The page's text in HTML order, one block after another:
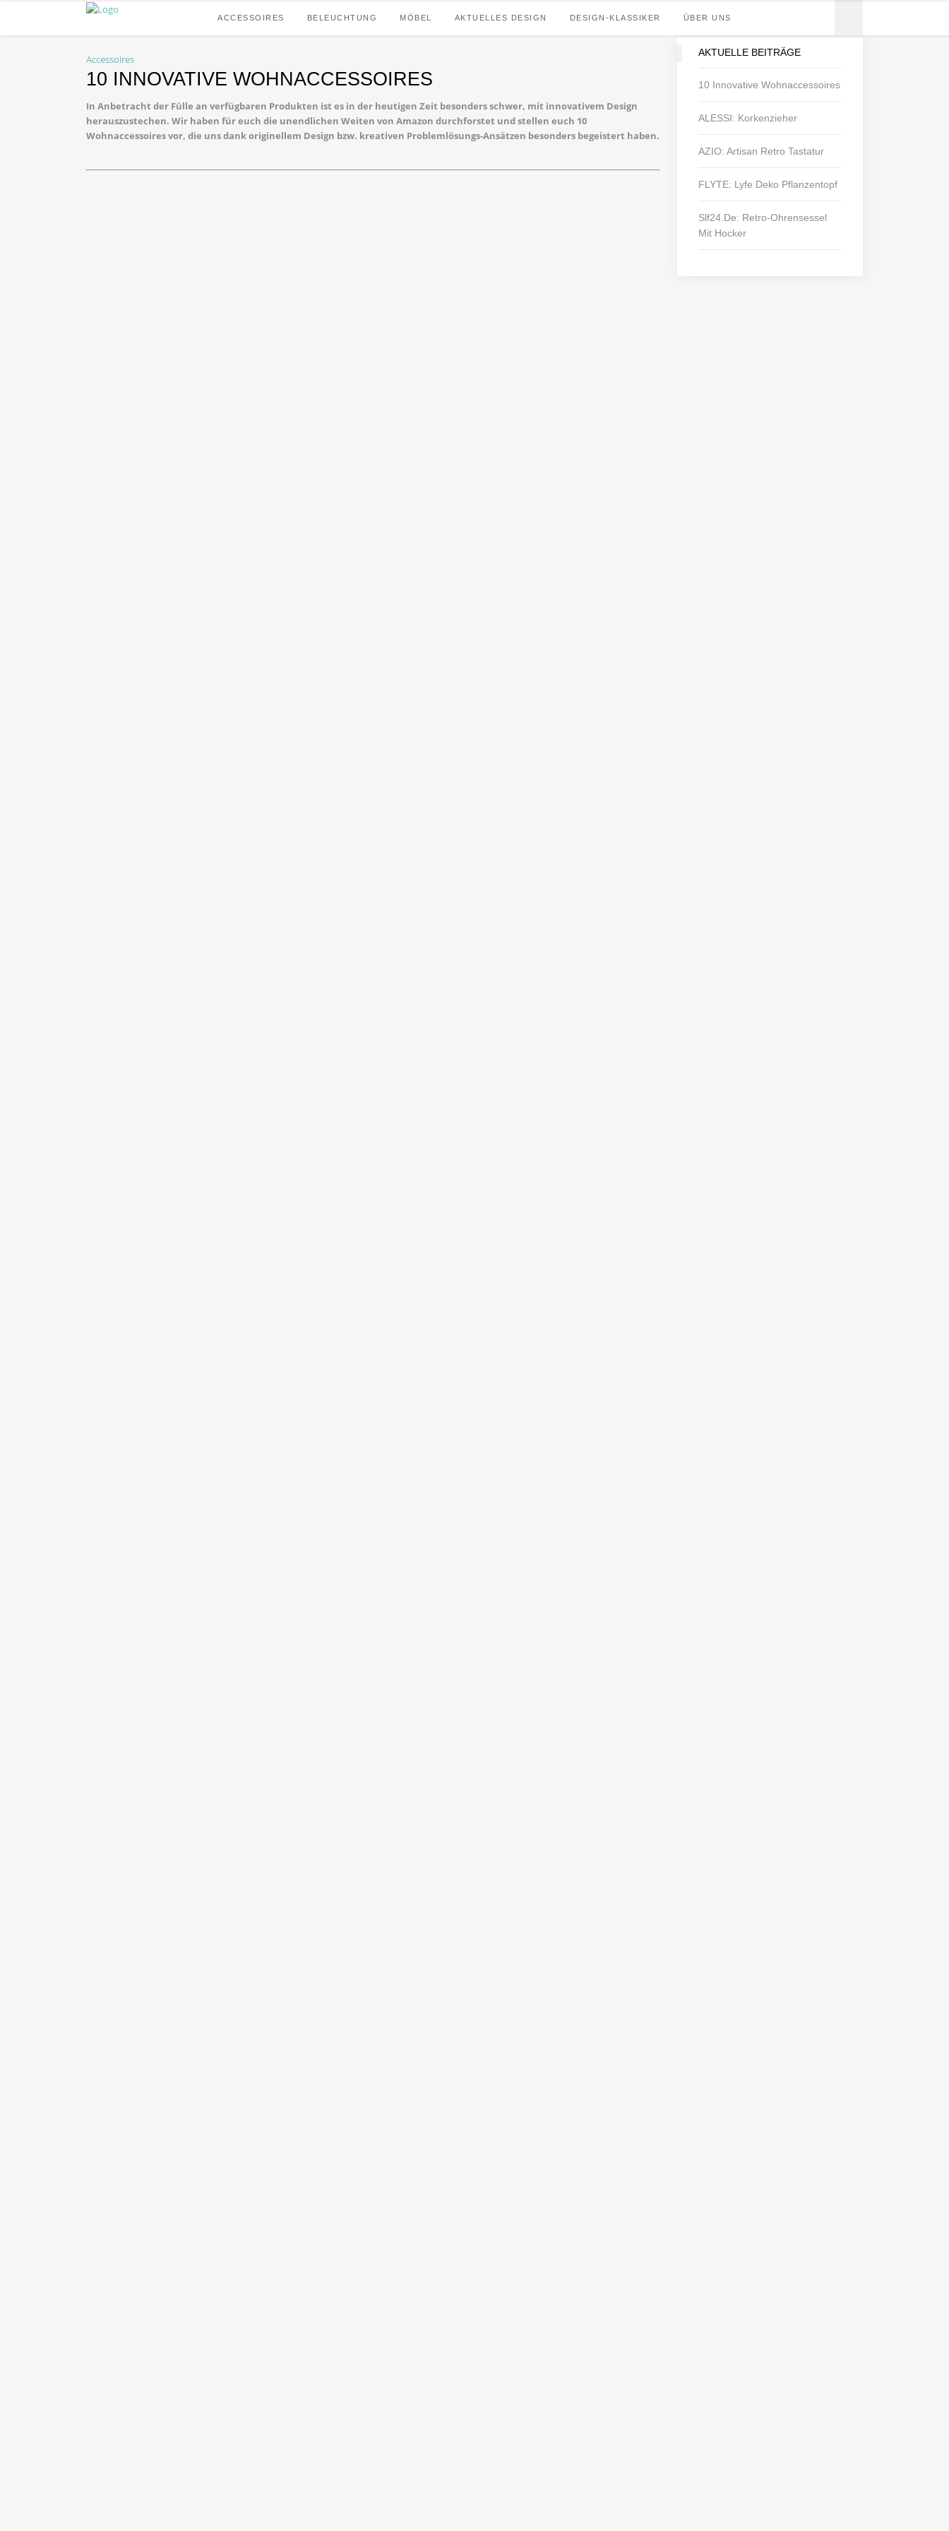
ACCESSOIRES BELEUCHTUNG MÖBEL AKTUELLES DESIGN DESIGN-KLASSIKER ÜBER UNS
Accessoires
10 INNOVATIVE WOHNACCESSOIRES
In Anbetracht der Fülle an verfügbaren Produkten ist es in der heutigen Zeit besonders schwer, mit innovativem Design
herauszustechen. Wir haben für euch die unendlichen Weiten von Amazon durchforstet und stellen euch 10
Wohnaccessoires vor, die uns dank originellem Design bzw. kreativen Problemlösungs-Ansätzen besonders begeistert haben.
AKTUELLE BEITRÄGE
10 Innovative Wohnaccessoires
ALESSI: Korkenzieher
AZIO: Artisan Retro Tastatur
FLYTE: Lyfe Deko Pflanzentopf
Slf24.de: Retro-Ohrensessel
Mit Hocker